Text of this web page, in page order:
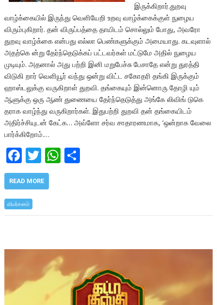
இருக்கிறார்.துறவு
வாழ்க்கையில் இருந்து வெளியேறி உறவு வாழ்க்கைக்குள் நுழைய
விரும்புகிறார். தன் விருப்பத்தை தாயிடம் சொல்லும் போது, அவரோ
துறவு வாழ்க்கை என்பது எல்லா பெண்களுக்கும் அமையாது. கடவுளால்
அதற்கெ ன்று தேர்ந்தெடுக்கப் பட்டவர்கள் மட்டுமே அதில் நுழைய
முடியும். அதனால் அது பற்றி இனி மறுபேச்சு பேசாதே என்று துரத்தி
விடுகி றார் வெளியூர் வந்து ஒன்று விட்ட சகோதரி தங்கி இருக்கும்
ஹாஸ்டலுக்கு வருகிறாள் துறவி. தங்கையும் இன்னொரு தோழி யும்
ஆளுக்கு ஒரு ஆண் துணையை தேர்ந்தெடுத்து அங்கே லிவிங் டுகெ
தராக வாழ்ந்து வருகிறார்கள். இதுபற்றி துறவி தன் தங்கையிடம்
அதிர்ச்சியுடன் கேட்க… அவ்ளோ சர்வ சாதாரணமாக, ‘ஒன்றாக வேலை
பார்க்கிறோம்.…
F
ac
e
b
o
k
T
w
itt
W
h
A
p
READ MORE
விமர்சனம்